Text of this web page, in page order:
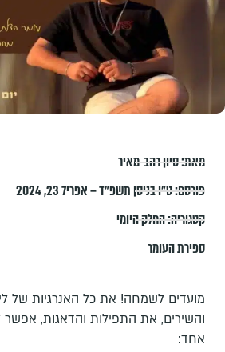
מאת:סיון רהב-מאיר
פורסם:ט״ו בניסן תשפ״ד – אפריל 23, 2024
קטגוריה:החלק היומי
ספירת העומר
מועדים לשמחה! את כל האנרגיות של
והשירים, את התפילות והדאגות,
אחד: